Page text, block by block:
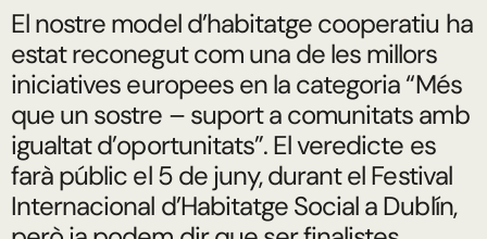
El nostre model d’habitatge cooperatiu ha
estat reconegut com una de les millors
iniciatives europees en la categoria “Més
que un sostre – suport a comunitats amb
igualtat d’oportunitats”. El veredicte es
farà públic el 5 de juny, durant el Festival
Internacional d’Habitatge Social a Dublín,